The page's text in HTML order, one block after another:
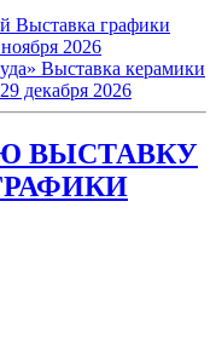
Выставка графики
2026
Выставка керамики
декабря 2026
ВЫСТАВКУ